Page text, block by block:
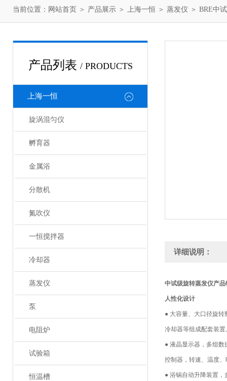
当前位置： 网站首页 ＞ 产品展示 ＞ 上海一恒 ＞ 蒸发仪 ＞ BRE中
产品列表 / PRODUCTS
上海一恒
旋涡混匀仪
孵育器
金属浴
分散机
氮吹仪
一恒搅拌器
冷却器
蒸发仪
泵
电阻炉
试验箱
恒温槽
详细说明：
中试级旋转蒸发仪产品
人性化设计
● 大容量、大口径旋
冷却器等组成配套装置
● 液晶显示器，多组
控制器，转速、温度
● 浴锅自动升降装置